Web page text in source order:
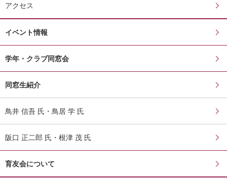
アクセス
イベント情報
学年・クラブ同窓会
同窓生紹介
鳥井 信吾 氏・鳥居 学 氏
阪口 正二郎 氏・根津 茂 氏
育友会について